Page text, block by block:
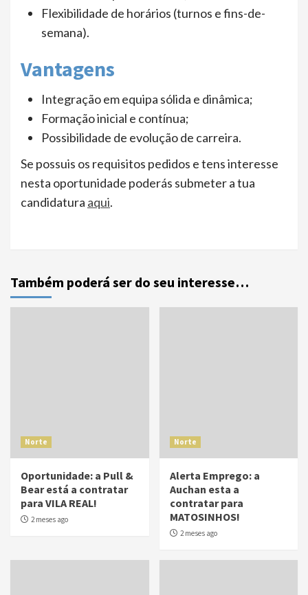
Flexibilidade de horários (turnos e fins-de-
semana).
Vantagens
Integração em equipa sólida e dinâmica;
Formação inicial e contínua;
Possibilidade de evolução de carreira.
Se possuis os requisitos pedidos e tens interesse
nesta oportunidade poderás submeter a tua
candidatura aqui.
Também poderá ser do seu interesse…
Norte
Oportunidade: a Pull &
Bear está a contratar
para VILA REAL!
2 meses ago
Norte
Alerta Emprego: a
Auchan esta a
contratar para
MATOSINHOS!
2 meses ago